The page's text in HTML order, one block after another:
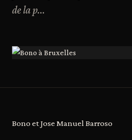
de la p...
Bono et Jose Manuel Barroso